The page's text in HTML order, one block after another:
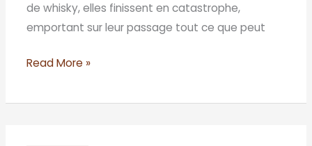
de whisky, elles finissent en catastrophe,
emportant sur leur passage tout ce que peut
Read More »